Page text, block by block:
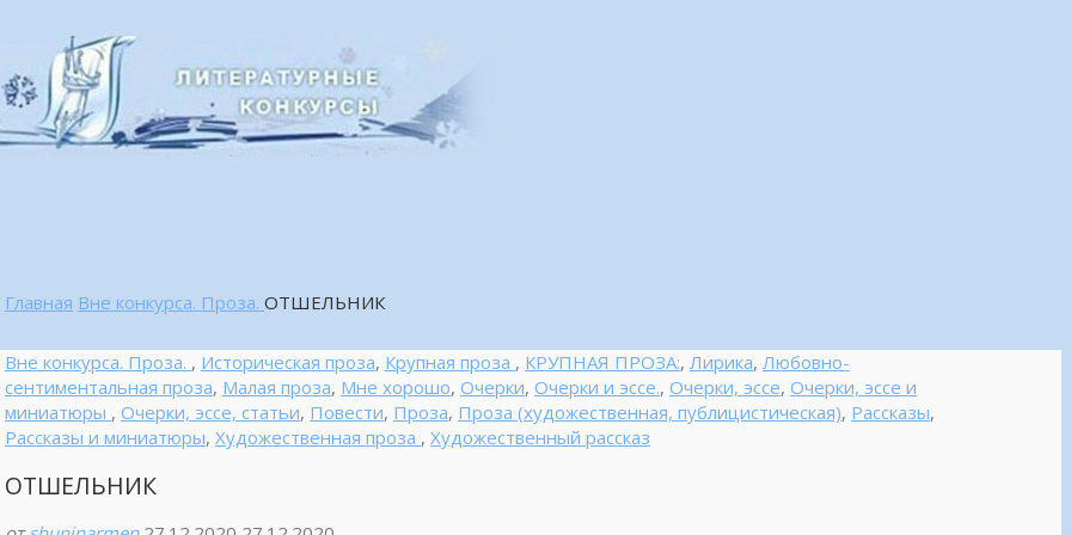
Главная Вне конкурса. Проза. ОТШЕЛЬНИК
Вне конкурса. Проза. , Историческая проза, Крупная проза , КРУПНАЯ ПРОЗА:, Лирика, Любовно-
сентиментальная проза, Малая проза, Мне хорошо, Очерки, Очерки и эссе., Очерки, эссе, Очерки, эссе и
миниатюры , Очерки, эссе, статьи, Повести, Проза, Проза (художественная, публицистическая), Рассказы,
Рассказы и миниатюры, Художественная проза , Художественный рассказ
ОТШЕЛЬНИК